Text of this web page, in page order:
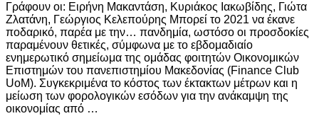
Στροφή
των
καταναλωτών
στις
e-
αγορές,
παραμένει
σε
Γράφουν οι: Ειρήνη Μακαντάση, Κυριάκος Ιακωβίδης, Γιώτα
Ζλατάνη, Γεώργιος Κελεπούρης Μπορεί το 2021 να έκανε
ποδαρικό, παρέα με την… πανδημία, ωστόσο οι προσδοκίες
παραμένουν θετικές, σύμφωνα με το εβδομαδιαίο
ενημερωτικό σημείωμα της ομάδας φοιτητών Οικονομικών
Επιστημών του πανεπιστημίου Μακεδονίας (Finance Club
UoM). Συγκεκριμένα το κόστος των έκτακτων μέτρων και η
μείωση των φορολογικών εσόδων για την ανάκαμψη της
οικονομίας από …